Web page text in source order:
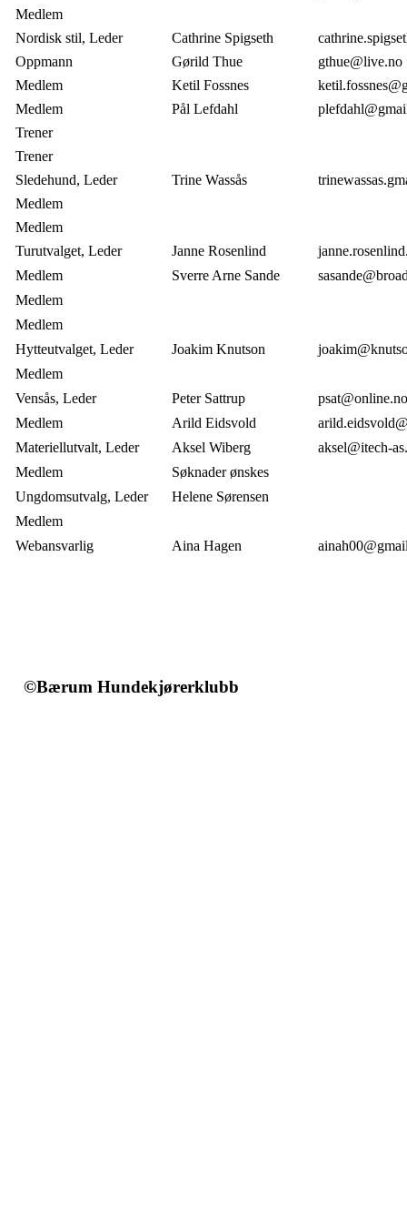
Medlem
Nordisk stil, Leder
Cathrine Spigseth
Oppmann
Gørild Thue
gthue@live.no
Medlem
Ketil Fossnes
Medlem
Pål Lefdahl
Trener
Trener
Sledehund, Leder
Trine Wassås
Medlem
Medlem
Turutvalget, Leder
Janne Rosenlind
Medlem
Sverre Arne Sande
Medlem
Medlem
Hytteutvalget, Leder
Joakim Knutson
Medlem
Vensås, Leder
Peter Sattrup
psat@online.no
Medlem
Arild Eidsvold
Materiellutvalt, Leder
Aksel Wiberg
aksel@itech-
Medlem
Søknader ønskes
Ungdomsutvalg, Leder
Helene Sørensen
Medlem
Webansvarlig
Aina Hagen
©Bærum Hundekjørerklubb